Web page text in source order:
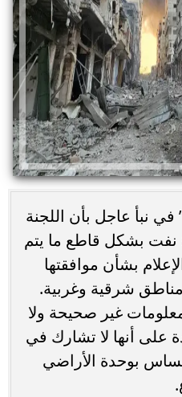
في نبأ عاجل بأن اللجنة
نفت بشكل قاطع ما يتم
بشأن موافقتها
شرقية وغربية.
غير صحيحة ولا
على أنها لا تشارك في
بوحدة الأراضي